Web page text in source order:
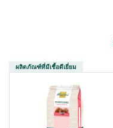
ผลิตภัณฑ์ที่มีเชื้อดีเยี่ยม